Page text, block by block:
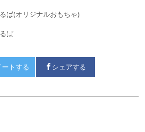
ば(オリジナルおもちゃ)
ば
ートする シェアする